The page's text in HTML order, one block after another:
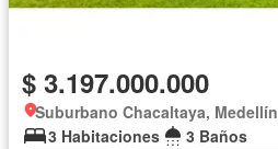
$ 3.197.000.000
Suburbano Chacaltaya, Medellín
3 Habitaciones
3 Baños